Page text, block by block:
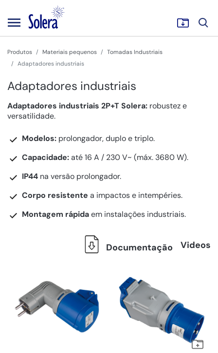
Produtos Materiais pequenos
Tomadas Industriais
Adaptadores industriais
Adaptadores industriais
Adaptadores industriais 2P+T Solera: robustez e
versatilidade.
Modelos: prolongador, duplo e triplo.
Capacidade:até 16 A / 230 V~ (máx. 3680 W).
IP44 na versão prolongador.
Corpo resistente a impactos e intempéries.
Montagem rápidaem instalações industriais.
Documentação Videos